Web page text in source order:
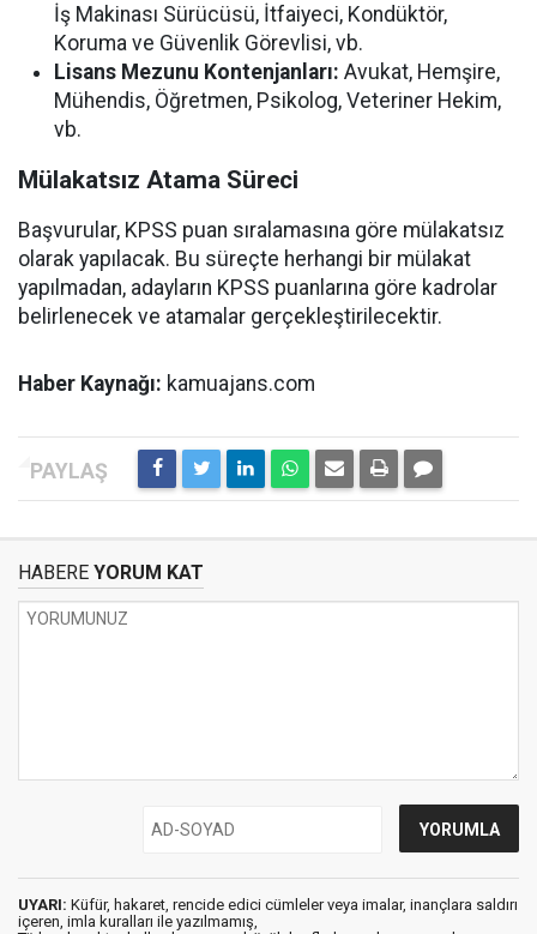
İş Makinası Sürücüsü, İtfaiyeci, Kondüktör,
Koruma ve Güvenlik Görevlisi, vb.
Lisans Mezunu Kontenjanları: Avukat, Hemşire,
Mühendis, Öğretmen, Psikolog, Veteriner Hekim,
vb.
Mülakatsız Atama Süreci
Başvurular, KPSS puan sıralamasına göre mülakatsız
olarak yapılacak. Bu süreçte herhangi bir mülakat
yapılmadan, adayların KPSS puanlarına göre kadrolar
belirlenecek ve atamalar gerçekleştirilecektir.
Haber Kaynağı: kamuajans.com
HABERE YORUM KAT
UYARI: Küfür, hakaret, rencide edici cümleler veya imalar, inançlara saldırı
içeren, imla kuralları ile yazılmamış,